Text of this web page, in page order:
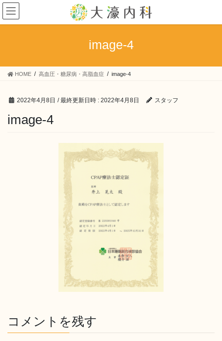
コ
ン
テ
ス
ナ
ビ
ゲ
ン
image-4
HOME 高血圧・糖尿病・高脂血症 image-4
2022年4月8日 / 最終更新日時 : 2022年4月8日 スタッフ
image-4
コメントを残す